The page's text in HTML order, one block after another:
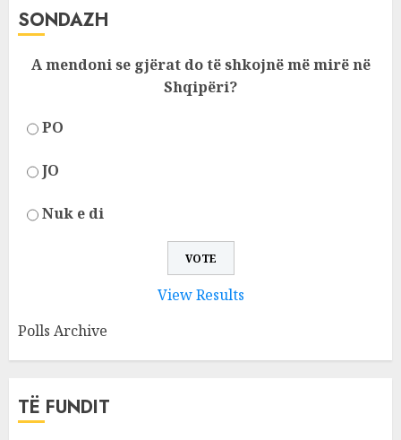
SONDAZH
A mendoni se gjërat do të shkojnë më mirë në
Shqipëri?
PO
JO
Nuk e di
View Results
Polls Archive
TË FUNDIT